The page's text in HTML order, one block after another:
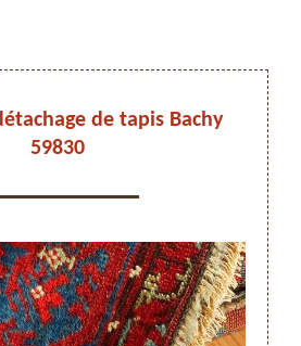
de tapis Bachy
59830